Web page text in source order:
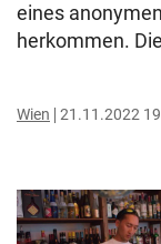
eines
herkommen.
Wien 21.11.2022